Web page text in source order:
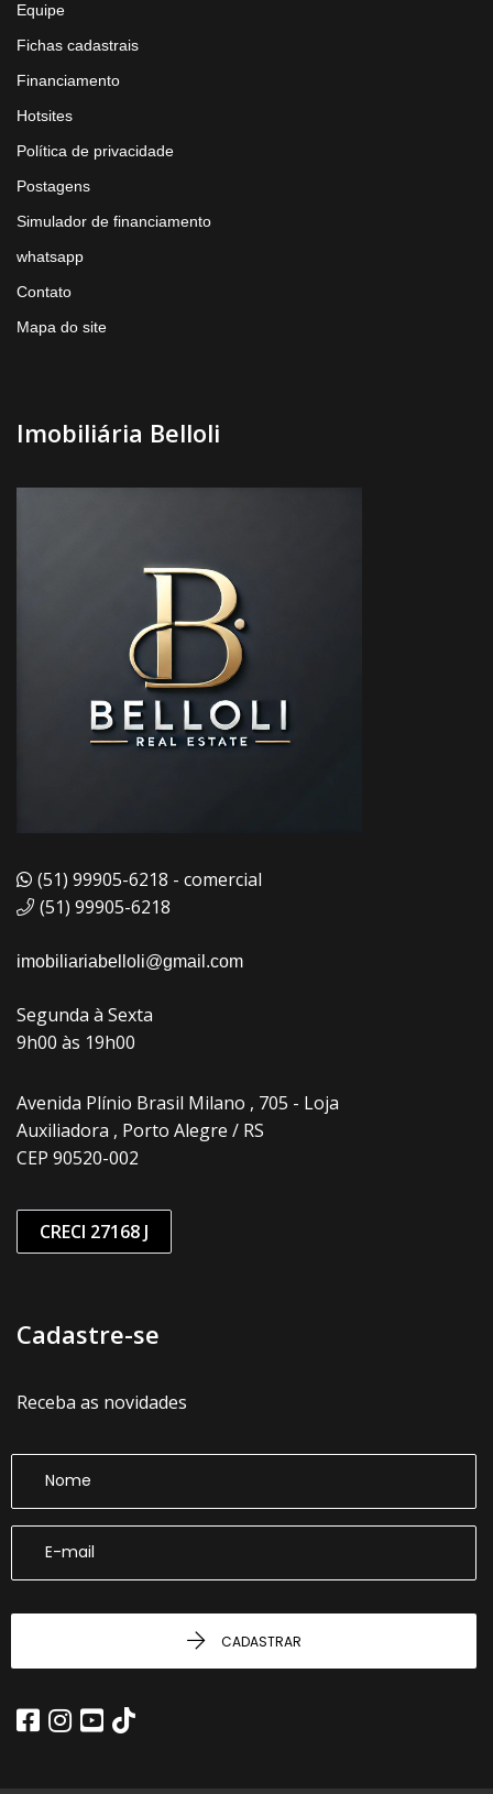
Equipe
Fichas cadastrais
Financiamento
Hotsites
Política de privacidade
Postagens
Simulador de financiamento
whatsapp
Contato
Mapa do site
Imobiliária Belloli
(51) 99905-6218 - comercial
(51) 99905-6218
imobiliariabelloli@gmail.com
Segunda à Sexta
9h00 às 19h00
Avenida Plínio Brasil Milano , 705 - Loja
Auxiliadora , Porto Alegre / RS
CEP 90520-002
CRECI 27168 J
Cadastre-se
Receba as novidades
CADASTRAR